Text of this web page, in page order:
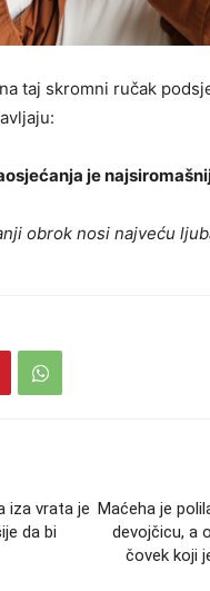
taj skromni ručak
je
obrok nosi najveću
iza vrata je
da bi
Maćeha je
devojčicu, a
čovek koji